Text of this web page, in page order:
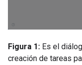
Figura 1: Es el
creación de tareas